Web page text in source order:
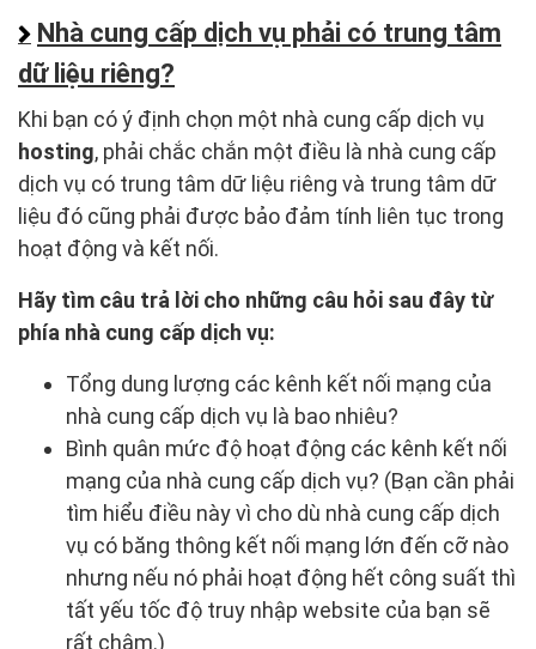
Nhà cung cấp dịch vụ phải có trung tâm
dữ liệu riêng?
Khi bạn có ý định chọn một nhà cung cấp dịch vụ
hosting, phải chắc chắn một điều là nhà cung cấp
dịch vụ có trung tâm dữ liệu riêng và trung tâm dữ
liệu đó cũng phải được bảo đảm tính liên tục trong
hoạt động và kết nối.
Hãy tìm câu trả lời cho những câu hỏi sau đây từ
phía nhà cung cấp dịch vụ:
Tổng dung lượng các kênh kết nối mạng của
nhà cung cấp dịch vụ là bao nhiêu?
Bình quân mức độ hoạt động các kênh kết nối
mạng của nhà cung cấp dịch vụ? (Bạn cần phải
tìm hiểu điều này vì cho dù nhà cung cấp dịch
vụ có băng thông kết nối mạng lớn đến cỡ nào
nhưng nếu nó phải hoạt động hết công suất thì
tất yếu tốc độ truy nhập website của bạn sẽ
rất chậm.)